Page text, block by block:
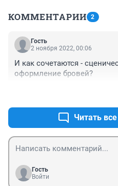
КОММЕНТАРИИ 2
Гость
2 ноября 2022, 00:06
И как сочетаются -
оформление бровей?
Читать
Гость
Войти